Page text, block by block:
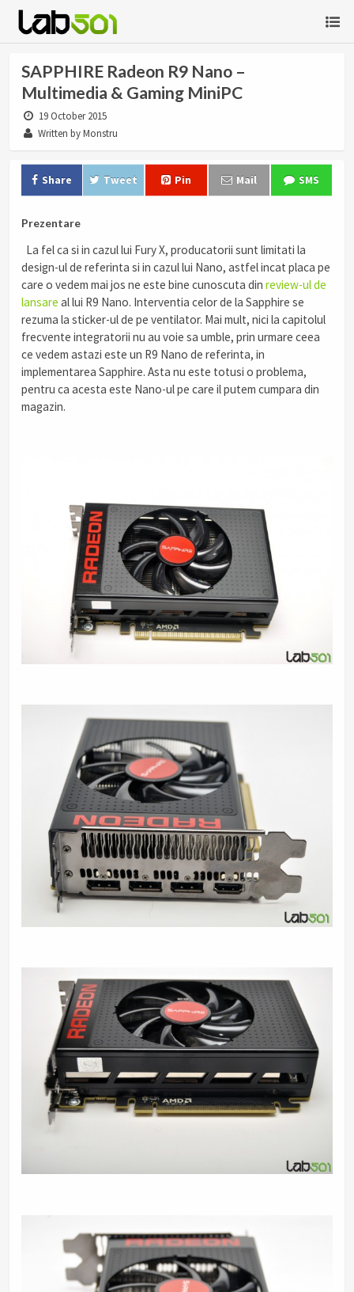
SAPPHIRE Radeon R9 Nano –
Multimedia & Gaming MiniPC
19 October 2015
Written by Monstru
Share Tweet Pin Mail SMS
Prezentare
La fel ca si in cazul lui Fury X, producatorii sunt limitati la
design-ul de referinta si in cazul lui Nano, astfel incat placa pe
care o vedem mai jos ne este bine cunoscuta din review-ul de
lansare al lui R9 Nano. Interventia celor de la Sapphire se
rezuma la sticker-ul de pe ventilator. Mai mult, nici la capitolul
frecvente integratorii nu au voie sa umble, prin urmare ceea
ce vedem astazi este un R9 Nano de referinta, in
implementarea Sapphire. Asta nu este totusi o problema,
pentru ca acesta este Nano-ul pe care il putem cumpara din
magazin.